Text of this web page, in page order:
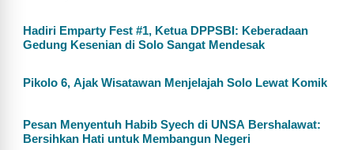
Hadiri Emparty Fest #1, Ketua DPPSBI: Keberadaan
Gedung Kesenian di Solo Sangat Mendesak
Pikolo 6, Ajak Wisatawan Menjelajah Solo Lewat Komik
Pesan Menyentuh Habib Syech di UNSA Bershalawat:
Bersihkan Hati untuk Membangun Negeri